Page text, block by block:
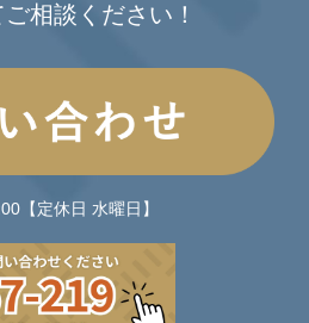
相談ください！
【定休日 水曜日】
©miraiya2023